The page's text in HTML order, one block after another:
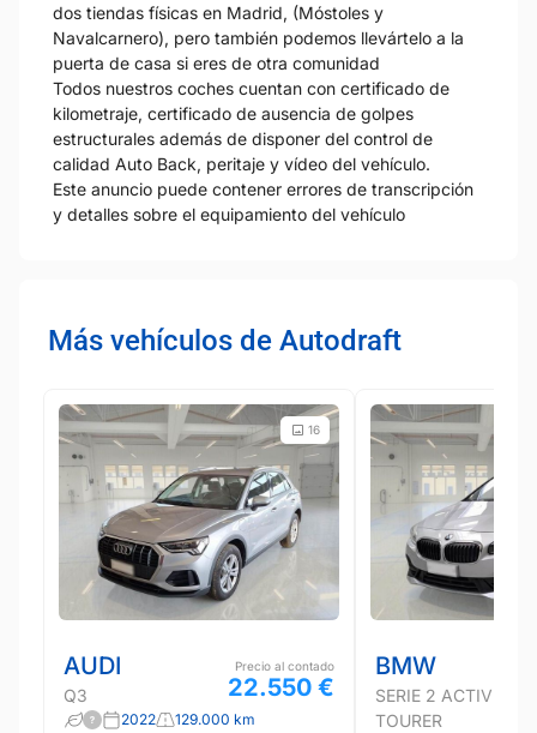
dos tiendas físicas en Madrid, (Móstoles y
Navalcarnero), pero también podemos llevártelo a la
puerta de casa si eres de otra comunidad
Todos nuestros coches cuentan con certificado de
kilometraje, certificado de ausencia de golpes
estructurales además de disponer del control de
calidad Auto Back, peritaje y vídeo del vehículo.
Este anuncio puede contener errores de transcripción
y detalles sobre el equipamiento del vehículo
Más vehículos de Autodraft
16
AUDI
Q3
Precio al contado
22.550 €
2022
129.000 km
BMW
SERIE 2 ACTIVE
TOURER